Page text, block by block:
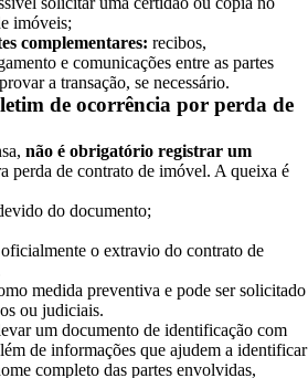
imóveis;
complementares: recibos,
e comunicações entre as partes
a transação, se necessário.
de ocorrência por perda de
não é obrigatório registrar um
perda de contrato de imóvel. A queixa é
do documento;
o extravio do contrato de
medida preventiva e pode ser solicitado
ou judiciais.
um documento de identificação com
de informações que ajudem a identificar
completo das partes envolvidas,